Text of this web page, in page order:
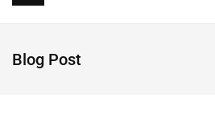
Blog Post